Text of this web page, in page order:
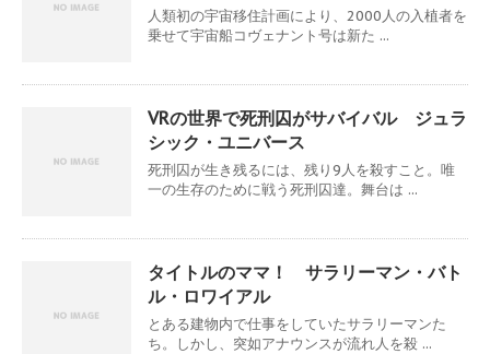
人類初の宇宙移住計画により、2000人の入植者を
乗せて宇宙船コヴェナント号は新た ...
VRの世界で死刑囚がサバイバル ジュラ
シック・ユニバース
死刑囚が生き残るには、残り9人を殺すこと。唯
一の生存のために戦う死刑囚達。舞台は ...
タイトルのママ！ サラリーマン・バト
ル・ロワイアル
とある建物内で仕事をしていたサラリーマンた
ち。しかし、突如アナウンスが流れ人を殺 ...